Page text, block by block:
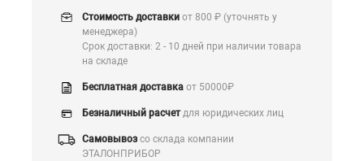
Стоимость доставки от 800 ₽ (уточнять у
менеджера)
Срок доставки: 2 - 10 дней при наличии товара
на складе
Бесплатная доставка от 50000₽
Безналичный расчетдля юридических лиц
Самовывозсо склада компании
ЭТАЛОНПРИБОР